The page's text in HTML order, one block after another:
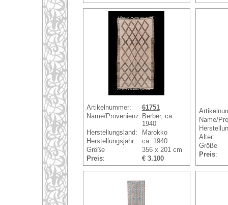
Artikelnummer:
61751
Name/Provenienz: Berber, ca.
1940
Herstellungsland:
Marokko
Herstellungsjahr:
ca. 1940
Größe
356 x 201 cm
Preis: € 3.100
Name/
Alter:
Größe
Preis: